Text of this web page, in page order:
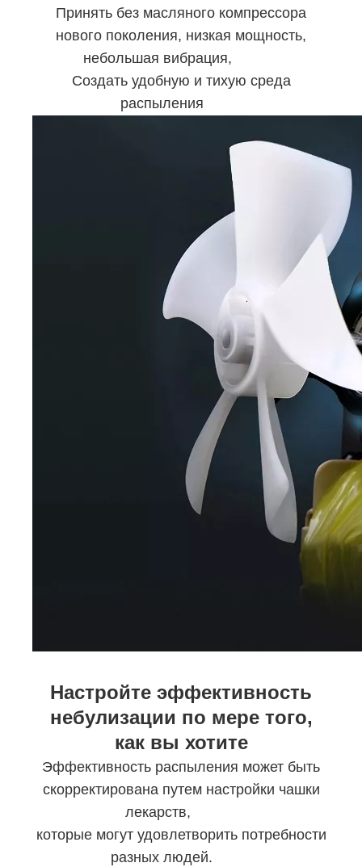
Принять без масляного компрессора
нового поколения, низкая мощность,
небольшая вибрация,
Создать удобную и тихую среда
распыления
Настройте эффективность
небулизации по мере того,
как вы хотите
Эффективность распыления может быть
скорректирована путем настройки чашки
лекарств,
которые могут удовлетворить потребности
разных людей.